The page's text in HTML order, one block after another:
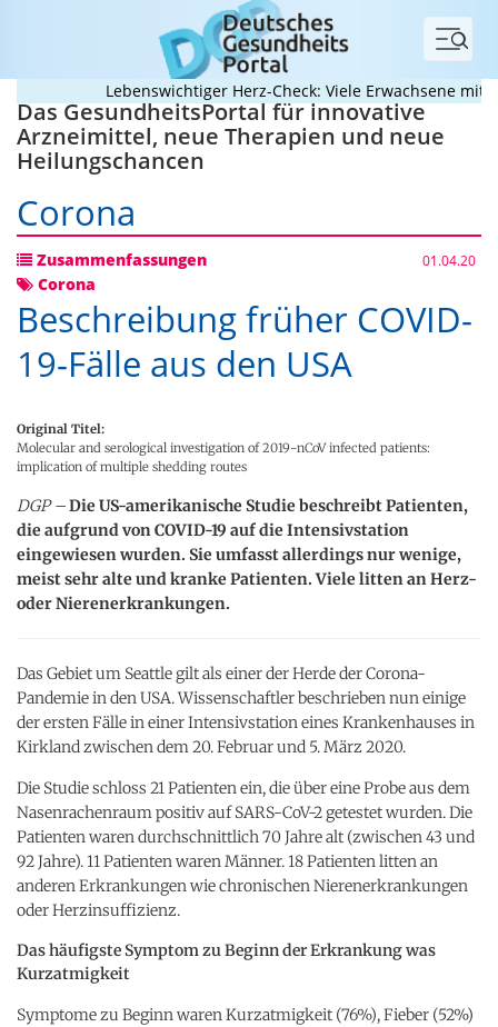
Menü
Lebenswichtiger Herz-Check: Viele Erwachsene mit
Das GesundheitsPortal für innovative
Arzneimittel, neue Therapien und neue
Heilungschancen
Corona
Zusammenfassungen 01.04.20
Corona
Beschreibung früher COVID-
19-Fälle aus den USA
Original Titel:
Molecular and serological investigation of 2019-nCoV infected patients:
implication of multiple shedding routes
DGP –Die US-amerikanische Studie beschreibt Patienten,
die aufgrund von COVID-19 auf die Intensivstation
eingewiesen wurden. Sie umfasst allerdings nur wenige,
meist sehr alte und kranke Patienten. Viele litten an Herz-
oder Nierenerkrankungen.
Das Gebiet um Seattle gilt als einer der Herde der Corona-
Pandemie in den USA. Wissenschaftler beschrieben nun einige
der ersten Fälle in einer Intensivstation eines Krankenhauses in
Kirkland zwischen dem 20. Februar und 5. März 2020.
Die Studie schloss 21 Patienten ein, die über eine Probe aus dem
Nasenrachenraum positiv auf SARS-CoV-2 getestet wurden. Die
Patienten waren durchschnittlich 70 Jahre alt (zwischen 43 und
92 Jahre). 11 Patienten waren Männer. 18 Patienten litten an
anderen Erkrankungen wie chronischen Nierenerkrankungen
oder Herzinsuffizienz.
Das häufigste Symptom zu Beginn der Erkrankung was
Kurzatmigkeit
Symptome zu Beginn waren Kurzatmigkeit (76%), Fieber (52%)